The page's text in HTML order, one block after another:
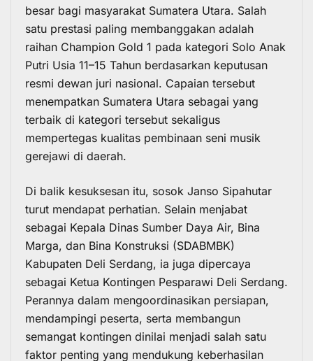
besar bagi masyarakat Sumatera Utara. Salah
satu prestasi paling membanggakan adalah
raihan Champion Gold 1 pada kategori Solo Anak
Putri Usia 11–15 Tahun berdasarkan keputusan
resmi dewan juri nasional. Capaian tersebut
menempatkan Sumatera Utara sebagai yang
terbaik di kategori tersebut sekaligus
mempertegas kualitas pembinaan seni musik
gerejawi di daerah.
Di balik kesuksesan itu, sosok Janso Sipahutar
turut mendapat perhatian. Selain menjabat
sebagai Kepala Dinas Sumber Daya Air, Bina
Marga, dan Bina Konstruksi (SDABMBK)
Kabupaten Deli Serdang, ia juga dipercaya
sebagai Ketua Kontingen Pesparawi Deli Serdang.
Perannya dalam mengoordinasikan persiapan,
mendampingi peserta, serta membangun
semangat kontingen dinilai menjadi salah satu
faktor penting yang mendukung keberhasilan